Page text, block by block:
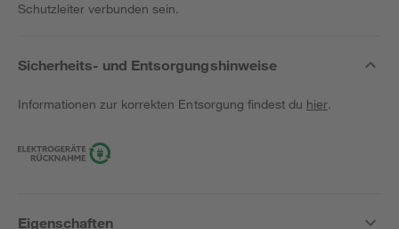
Schutzleiter verbunden sein.
Sicherheits- und Entsorgungshinweise
Informationen zur korrekten Entsorgung findest du hier.
Eigenschaften